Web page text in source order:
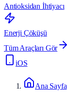
Antioksidan İhtiyacı
Enerji Çöküşü
Tüm Araçları Gör
iOS
Ana Sayfa